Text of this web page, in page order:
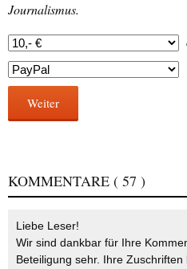
Journalismus.
Weiter
KOMMENTARE ( 57 )
Liebe Leser!
Wir sind dankbar für Ihre
Beteiligung sehr. Ihre